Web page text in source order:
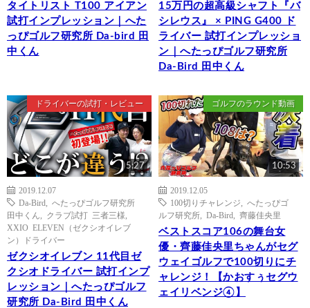
タイトリスト T100 アイアン
試打インプレッション｜へた
っぴゴルフ研究所 Da-bird 田
中くん
15万円の超高級シャフト『バ
シレウス』 × PING G400 ド
ライバー 試打インプレッショ
ン｜へたっぴゴルフ研究所
Da-Bird 田中くん
ドライバーの試打・レビュー
5:27
2019.12.07
Da-Bird
へたっぴゴルフ研究所
田中くん
クラブ試打 三者三様
XXIO ELEVEN（ゼクシオイレブ
ン）ドライバー
ゼクシオイレブン 11代目ゼ
クシオドライバー 試打インプ
レッション｜へたっぴゴルフ
研究所 Da-Bird 田中くん
ゴルフのラウンド動画
10:53
2019.12.05
100切りチャレンジ
へたっぴゴ
ルフ研究所
Da-Bird 齊藤佳央里
ベストスコア106の舞台女
優・齊藤佳央里ちゃんがセグ
ウェイゴルフで100切りにチ
ャレンジ！【かおすぅセグウ
ェイリベンジ④】